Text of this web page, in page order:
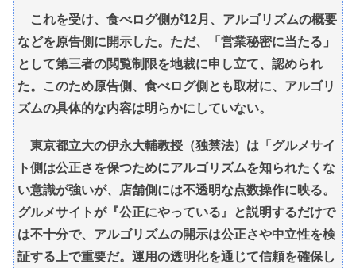
これを受け、食べログ側が12月、アルゴリズムの概要
などを原告側に開示した。ただ、「営業秘密に当たる」
として第三者の閲覧制限を地裁に申し立て、認められ
た。このため原告側、食べログ側とも取材に、アルゴリ
ズムの具体的な内容は明らかにしていない。
東京都立大の伊永大輔教授（独禁法）は「グルメサイ
ト側は公正さを保つためにアルゴリズムを知られたくな
い意識が強いが、店舗側には不透明な点数操作に映る。
グルメサイトが『公正にやっている』と説明するだけで
は不十分で、アルゴリズムの開示は公正さや中立性を検
証する上で重要だ。運用の透明化を通じて信頼を確保し